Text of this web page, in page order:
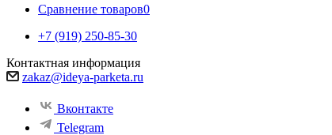
Сравнение товаров0
+7 (919) 250-85-30
Контактная информация
zakaz@ideya-parketa.ru
Вконтакте
Telegram